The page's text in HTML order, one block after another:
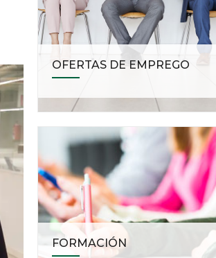
OFERTAS DE EMPREGO
FORMACIÓN